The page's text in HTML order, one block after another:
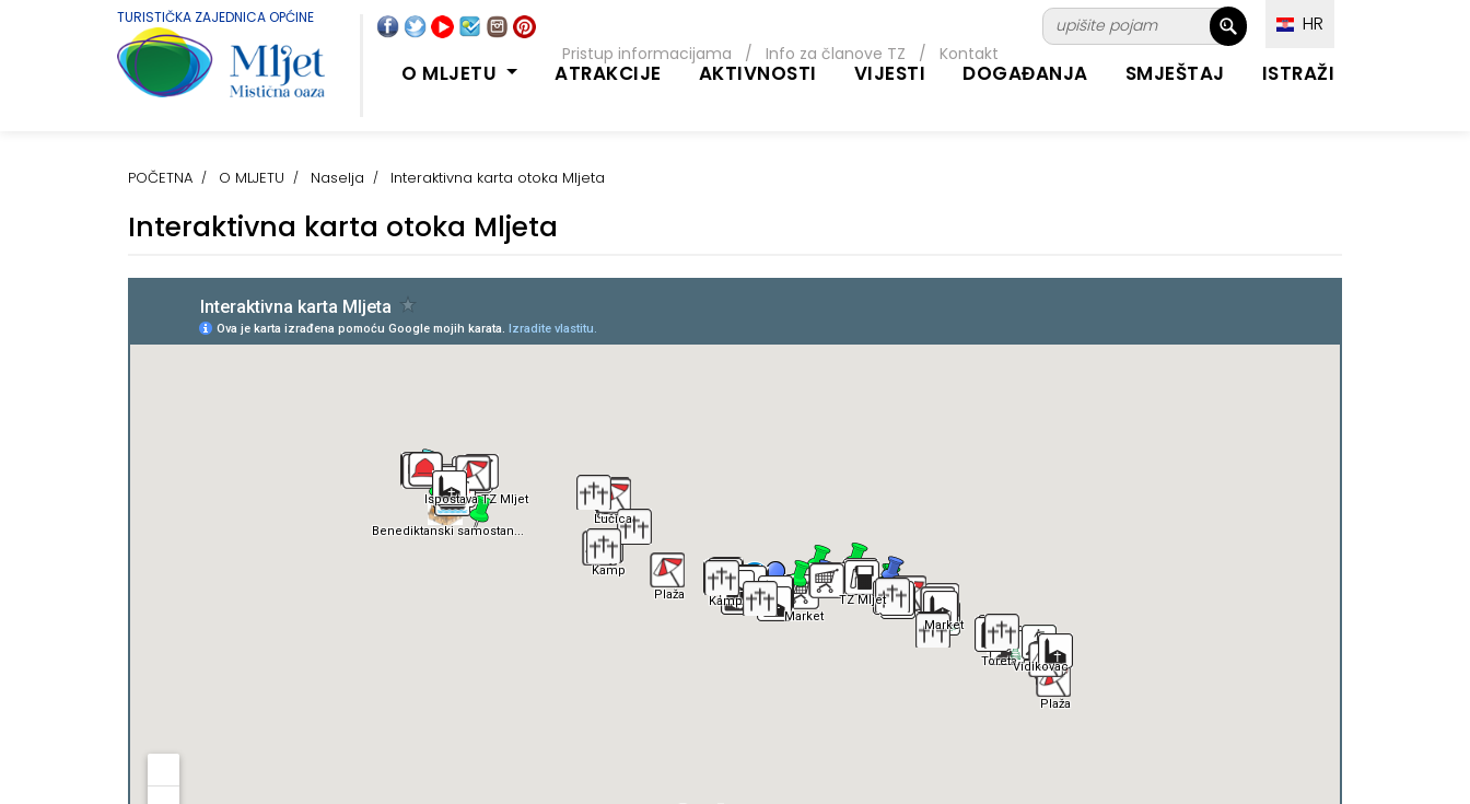
Pristup informacijama / Info za članove TZ / Kontakt
HR
TURISTIČKA ZAJEDNICA OPĆINE
O MLJETU ATRAKCIJE AKTIVNOSTI VIJESTI DOGAĐANJA SMJEŠTAJ ISTRAŽI
POČETNA O MLJETU Naselja Interaktivna karta otoka Mljeta
Interaktivna karta otoka Mljeta